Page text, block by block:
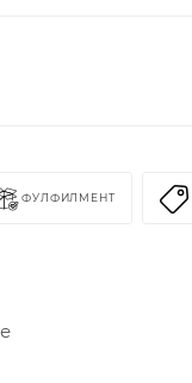
ФУЛФИЛМЕНТ